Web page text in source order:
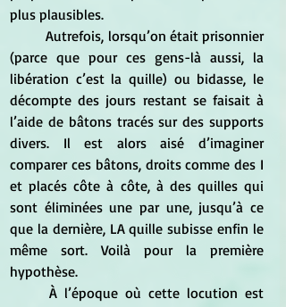
plus plausibles.
	Autrefois, lorsqu’on était prisonnier
(parce que pour ces gens-là aussi, la
libération c’est la quille) ou bidasse, le
décompte des jours restant se faisait à
l’aide de bâtons tracés sur des supports
divers. Il est alors aisé d’imaginer
comparer ces bâtons, droits comme des I
et placés côte à côte, à des quilles qui
sont éliminées une par une, jusqu’à ce
que la dernière, LA quille subisse enfin le
même sort. Voilà pour la première
hypothèse.